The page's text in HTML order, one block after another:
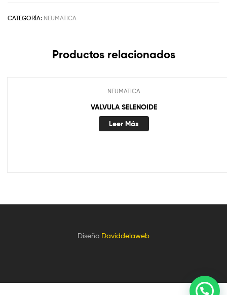
CATEGORÍA: NEUMATICA
Productos relacionados
NEUMATICA
VALVULA SELENOIDE
Leer Más
Diseño Daviddelaweb